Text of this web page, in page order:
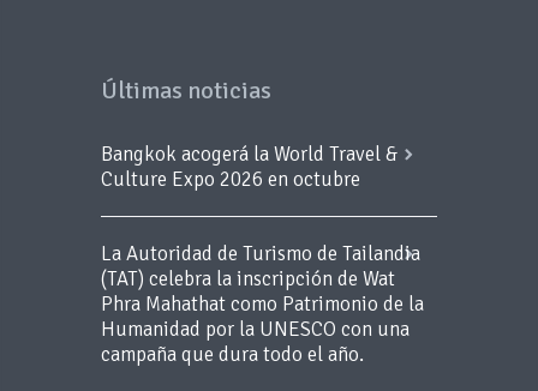
Últimas noticias
Bangkok acogerá la World Travel &
Culture Expo 2026 en octubre
La Autoridad de Turismo de Tailandia
(TAT) celebra la inscripción de Wat
Phra Mahathat como Patrimonio de la
Humanidad por la UNESCO con una
campaña que dura todo el año.